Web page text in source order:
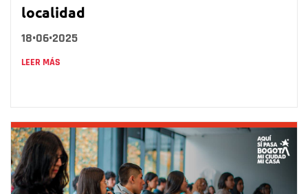
localidad
18•06•2025
LEER MÁS